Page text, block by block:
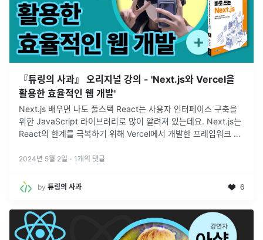
『튜링의 사과』 오리지널 강의 - 'Next.js와 Vercel을
활용한 효율적인 웹 개발'
Next.js 배우면 나도 풀스택 React는 사용자 인터페이스 구축을
위한 JavaScript 라이브러리로 많이 알려져 있는데요. Next.js는
React의 한계를 극복하기 위해 Vercel에서 개발한 프레임워크 입
2024년 5월 2일 · 1 개의 댓글
by 튜링의 사과 6